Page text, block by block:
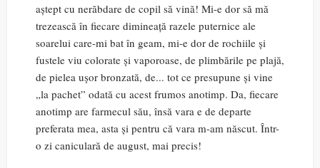
aștept cu nerăbdare de copil să vină! Mi-e dor să mă
trezească în fiecare dimineață razele puternice ale
soarelui care-mi bat în geam, mi-e dor de rochiile și
fustele viu colorate și vaporoase, de plimbările pe plajă,
de pielea ușor bronzată, de... tot ce presupune și vine
„la pachet” odată cu acest frumos anotimp. Da, fiecare
anotimp are farmecul său, însă vara e de departe
preferata mea, asta și pentru că vara m-am născut. Într-
o zi caniculară de august, mai precis!